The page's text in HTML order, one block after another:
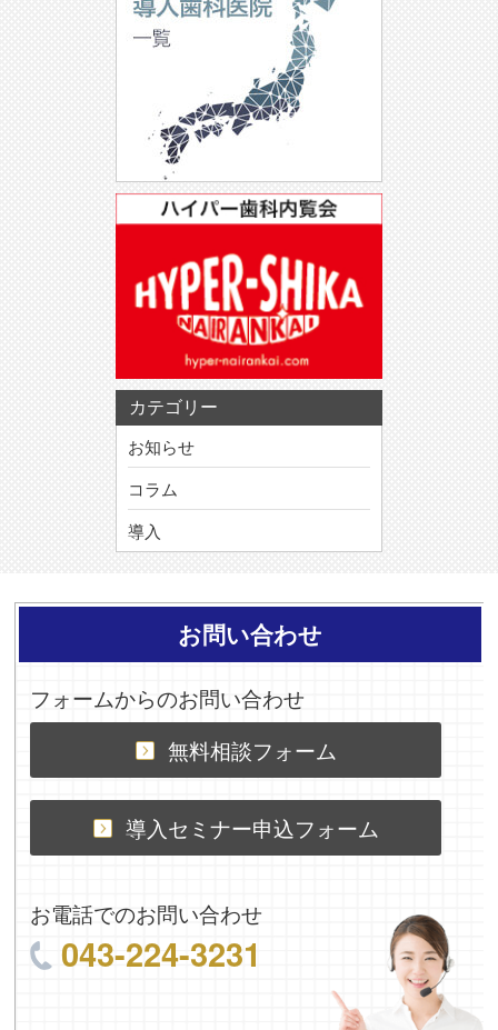
カテゴリー
お知らせ
コラム
導入
お問い合わせ
フォームからのお問い合わせ
無料相談フォーム
導入セミナー申込フォーム
お電話でのお問い合わせ
043-224-3231